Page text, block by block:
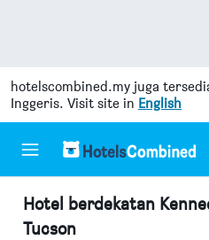
hotelscombined.my juga
Inggeris. Visit site in English
Hotel berdekatan
Tucson